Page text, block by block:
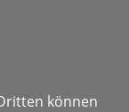
können